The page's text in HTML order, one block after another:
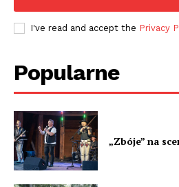
I've read and accept the Privacy
Popularne
„Zbóje” na